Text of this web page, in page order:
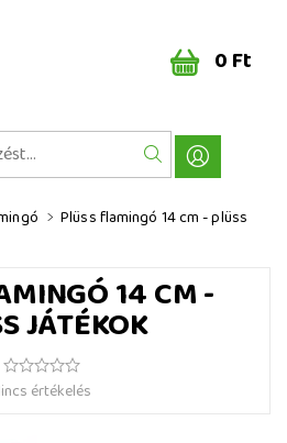
0 Ft
Plüss flamingó 14 cm - plüss
14 CM -
JÁTÉKOK
értékelés